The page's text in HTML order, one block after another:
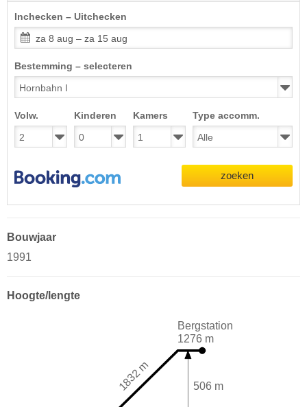
Inchecken – Uitchecken
za 8 aug – za 15 aug
Bestemming – selecteren
Volw. Kinderen Kamers Type accomm.
zoeken
Bouwjaar
1991
Hoogte/lengte
Bergstation
1276 m
506 m
1832 m